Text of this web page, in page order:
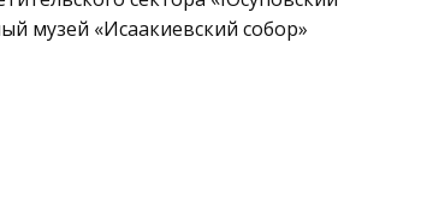
музей «Исаакиевский собор»